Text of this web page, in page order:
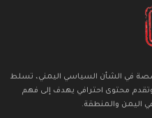
في الشأن السياسي اليمني، تسلط
محتوى احترافي يهدف إلى فهم
اليمن والمنطقة.